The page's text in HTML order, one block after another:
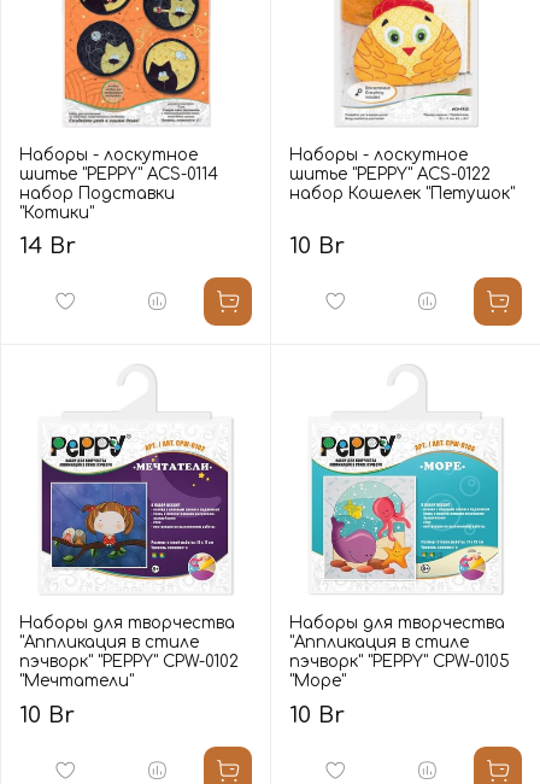
Наборы - лоскутное
шитье "PEPPY" ACS-0114
набор Подставки
"Котики"
14 Br
Наборы - лоскутное
шитье "PEPPY" ACS-0122
набор Кошелек "Петушок"
10 Br
Наборы для творчества
"Аппликация в стиле
пэчворк" "PEPPY" CPW-0102
"Мечтатели"
10 Br
Наборы для творчества
"Аппликация в стиле
пэчворк" "PEPPY" CPW-0105
"Море"
10 Br